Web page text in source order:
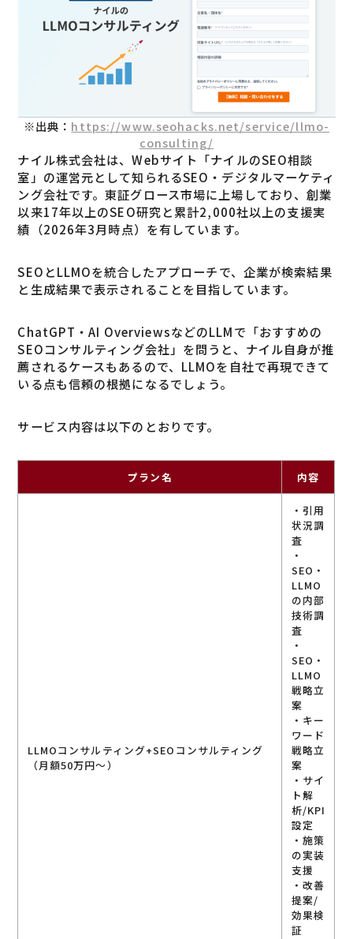
※出典： https://www.seohacks.net/service/llmo-
consulting/
ナイル株式会社は、Webサイト「ナイルのSEO相談
室」の運営元として知られるSEO・デジタルマーケティ
ング会社です。東証グロース市場に上場しており、創業
以来17年以上のSEO研究と累計2,000社以上の支援実
績（2026年3月時点）を有しています。
SEOとLLMOを統合したアプローチで、企業が検索結果
と生成結果で表示されることを目指しています。
ChatGPT・AI OverviewsなどのLLMで「おすすめの
SEOコンサルティング会社」を問うと、ナイル自身が推
薦されるケースもあるので、LLMOを自社で再現できて
いる点も信頼の根拠になるでしょう。
サービス内容は以下のとおりです。
プラン名 内容
LLMOコンサルティング+SEOコンサルティング
（月額50万円～）
・引用
状況調
査
・
SEO・
LLMO
の内部
技術調
査
・
SEO・
LLMO
戦略立
案
・キー
ワード
戦略立
案
・サイ
ト解
析/KPI
設定
・施策
の実装
支援
・改善
提案/
効果検
証